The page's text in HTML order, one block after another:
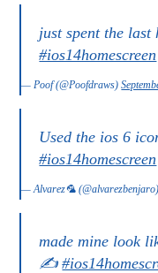
just spent the
#ios14homescreen
— Poof (@Poofdraws)
Used the ios 6
#ios14homescreen
— Alvarez🦜
made mine look
✍️